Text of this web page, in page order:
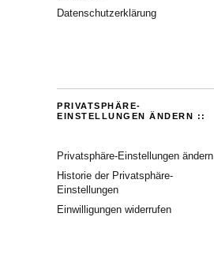
Datenschutzerklärung
PRIVATSPHÄRE-
EINSTELLUNGEN ÄNDERN ::
Privatsphäre-Einstellungen ändern
Historie der Privatsphäre-
Einstellungen
Einwilligungen widerrufen